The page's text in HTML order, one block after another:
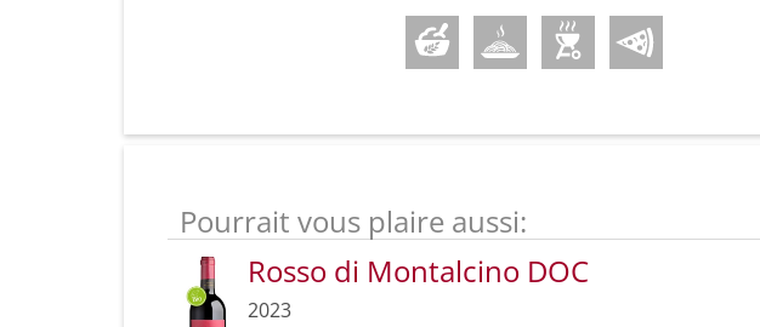
Pourrait vous plaire aussi:
Rosso di Montalcino DOC
2023